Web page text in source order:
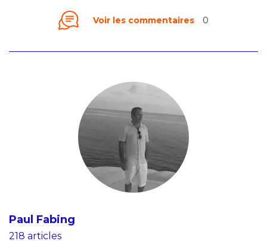
Voir les commentaires 0
Paul Fabing
218 articles